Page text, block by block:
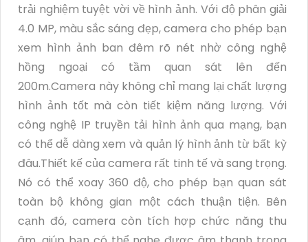
trải nghiệm tuyệt vời về hình ảnh. Với độ phân giải
4.0 MP, màu sắc sáng đẹp, camera cho phép bạn
xem hình ảnh ban đêm rõ nét nhờ công nghệ
hồng ngoại có tầm quan sát lên đến
200m.Camera này không chỉ mang lại chất lượng
hình ảnh tốt mà còn tiết kiệm năng lượng. Với
công nghệ IP truyền tải hình ảnh qua mạng, bạn
có thể dễ dàng xem và quản lý hình ảnh từ bất kỳ
đâu.Thiết kế của camera rất tinh tế và sang trọng.
Nó có thể xoay 360 độ, cho phép bạn quan sát
toàn bộ không gian một cách thuận tiện. Bên
cạnh đó, camera còn tích hợp chức năng thu